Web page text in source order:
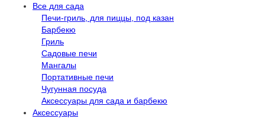
Все для сада
Печи-гриль, для пиццы, под казан
Барбекю
Гриль
Садовые печи
Мангалы
Портативные печи
Чугунная посуда
Аксессуары для сада и барбекю
Аксессуары